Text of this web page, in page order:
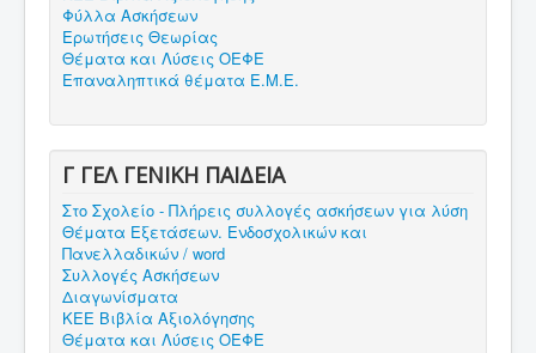
Φύλλα Ασκήσεων
Ερωτήσεις Θεωρίας
Θέματα και Λύσεις ΟΕΦΕ
Επαναληπτικά θέματα Ε.Μ.Ε.
Γ ΓΕΛ ΓΕΝΙΚΗ ΠΑΙΔΕΙΑ
Στο Σχολείο - Πλήρεις συλλογές ασκήσεων για λύση
Θέματα Εξετάσεων. Ενδοσχολικών και
Πανελλαδικών / word
Συλλογές Ασκήσεων
Διαγωνίσματα
ΚΕΕ Βιβλία Αξιολόγησης
Θέματα και Λύσεις ΟΕΦΕ